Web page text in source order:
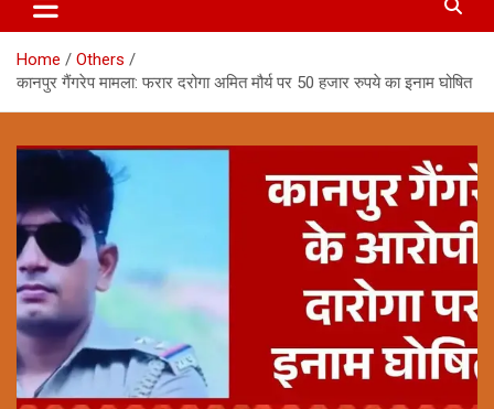
Home
Others
कानपुर गैंगरेप मामला: फरार दरोगा अमित मौर्य पर 50 हजार रुपये का इनाम घोषित